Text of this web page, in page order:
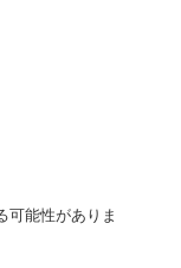
可能性がありま